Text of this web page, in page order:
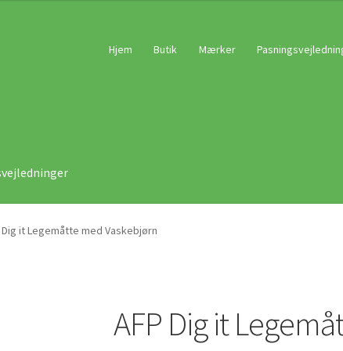
Hjem Butik Mærker
Dig it Legemåtte med Vaskebjørn
AFP Dig it